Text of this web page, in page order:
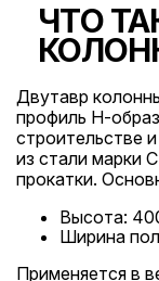
ЧТО
Двутавр
профиль Н-
строительстве
из стали марки
прокатки.
Высота:
Ширина
Применяется в